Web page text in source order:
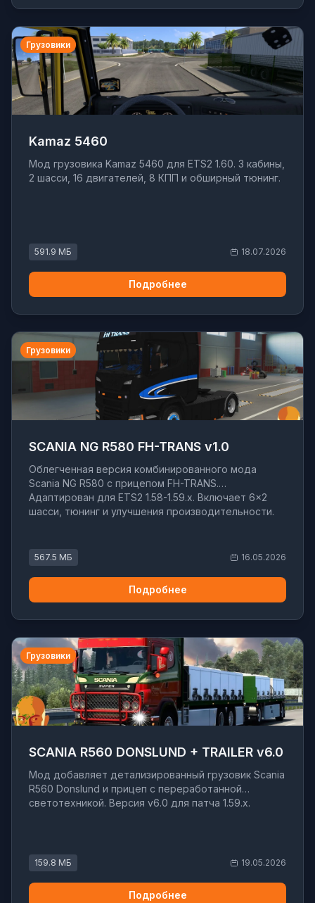
Грузовики
Kamaz 5460
Мод грузовика Kamaz 5460 для ETS2 1.60. 3 кабины,
2 шасси, 16 двигателей, 8 КПП и обширный тюнинг.
591.9 МБ 18.07.2026
Подробнее
Грузовики
SCANIA NG R580 FH-TRANS v1.0
Облегченная версия комбинированного мода
Scania NG R580 с прицепом FH-TRANS.
Адаптирован для ETS2 1.58-1.59.x. Включает 6x2
шасси, тюнинг и улучшения производительности.
567.5 МБ 16.05.2026
Подробнее
Грузовики
SCANIA R560 DONSLUND + TRAILER v6.0
Мод добавляет детализированный грузовик Scania
R560 Donslund и прицеп с переработанной
светотехникой. Версия v6.0 для патча 1.59.x.
159.8 МБ 19.05.2026
Подробнее